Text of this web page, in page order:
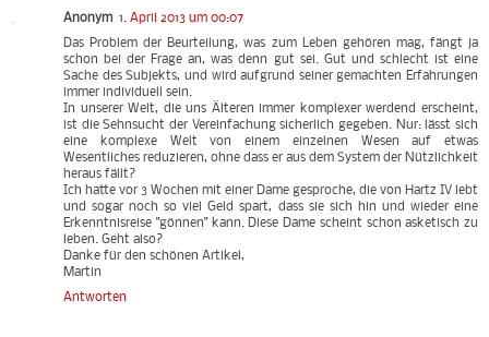
Anonym 1. April 2013 um 00:07
Das Problem der Beurteilung, was zum Leben gehören mag, fängt ja
schon bei der Frage an, was denn gut sei. Gut und schlecht ist eine
Sache des Subjekts, und wird aufgrund seiner gemachten Erfahrungen
immer individuell sein.
In unserer Welt, die uns Älteren immer komplexer werdend erscheint,
ist die Sehnsucht der Vereinfachung sicherlich gegeben. Nur: lässt sich
eine komplexe Welt von einem einzelnen Wesen auf etwas
Wesentliches reduzieren, ohne dass er aus dem System der Nützlichkeit
heraus fällt?
Ich hatte vor 3 Wochen mit einer Dame gesproche, die von Hartz IV lebt
und sogar noch so viel Geld spart, dass sie sich hin und wieder eine
Erkenntnisreise "gönnen" kann. Diese Dame scheint schon asketisch zu
leben. Geht also?
Danke für den schönen Artikel,
Martin
Antworten